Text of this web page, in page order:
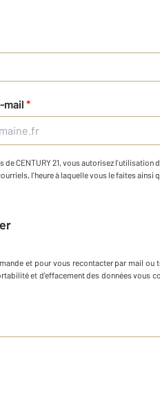
mail *
CENTURY 21, vous autorisez l'utilisation
l'heure à laquelle vous le faites ainsi
et pour vous recontacter par mail ou
et d'effacement des données vous